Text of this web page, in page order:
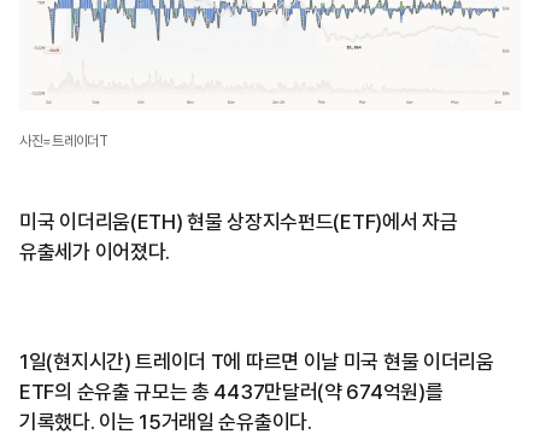
사진=트레이더T
미국 이더리움(ETH) 현물 상장지수펀드(ETF)에서 자금
유출세가 이어졌다.
1일(현지시간) 트레이더 T에 따르면 이날 미국 현물 이더리움
ETF의 순유출 규모는 총 4437만달러(약 674억원)를
기록했다. 이는 15거래일 순유출이다.